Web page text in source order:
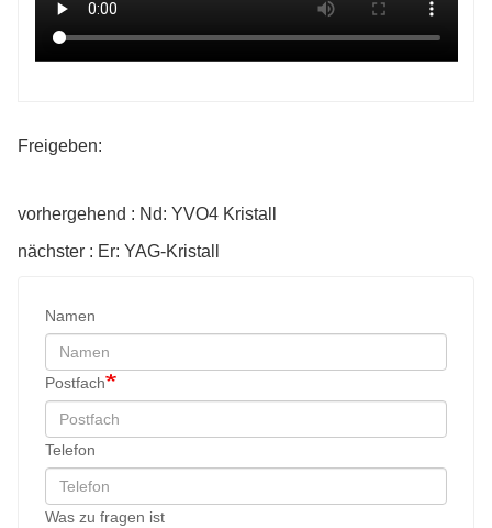
Freigeben:
vorhergehend : Nd: YVO4 Kristall
nächster : Er: YAG-Kristall
Namen
Postfach
Telefon
Was zu fragen ist